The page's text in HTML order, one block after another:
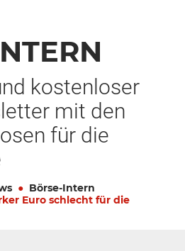
kostenloser
mit den
für die
Börse-Intern
Euro schlecht für die